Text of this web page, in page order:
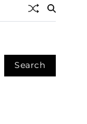
Search